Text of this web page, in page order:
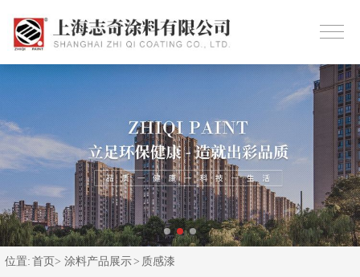
位置: 首页> 涂料产品展示> 质感漆